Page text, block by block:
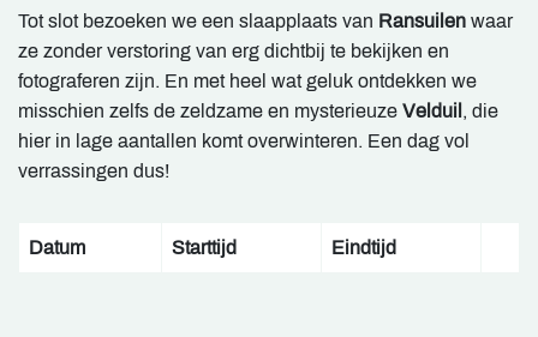
Tot slot bezoeken we een slaapplaats van Ransuilen waar
ze zonder verstoring van erg dichtbij te bekijken en
fotograferen zijn. En met heel wat geluk ontdekken we
misschien zelfs de zeldzame en mysterieuze Velduil , die
hier in lage aantallen komt overwinteren. Een dag vol
verrassingen dus!
Datum Starttijd Eindtijd